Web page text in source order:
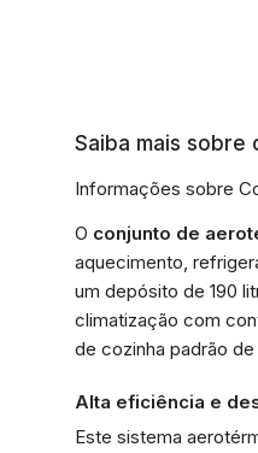
Saiba mais sobre
Informações sobre
O conjunto de
aquecimento,
um depósito de 190
climatização com
de cozinha padrão
Alta eficiência e
Este sistema